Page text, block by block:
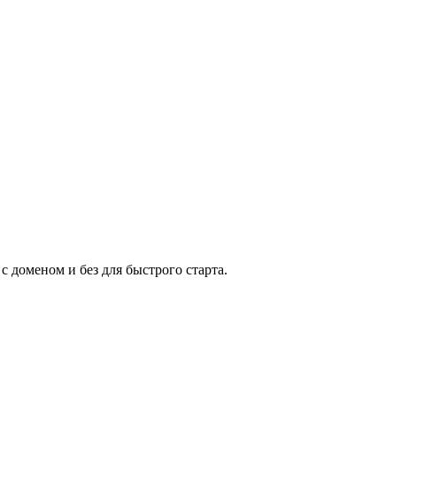
доменом и без для быстрого старта.